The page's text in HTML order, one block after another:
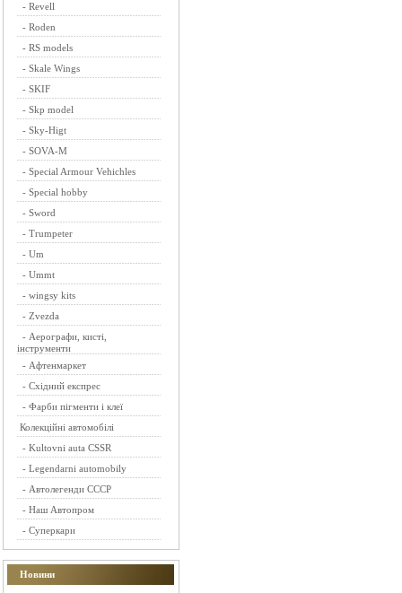
- Revell
- Roden
- RS models
- Skale Wings
- SKIF
- Skp model
- Sky-Higt
- SOVA-M
- Special Armour Vehichles
- Special hobby
- Sword
- Trumpeter
- Um
- Ummt
- wingsy kits
- Zvezda
- Аерографи, кисті,
інструменти
- Афтенмаркет
- Східний експрес
- Фарби пігменти і клеї
Колекційні автомобілі
- Kultovni auta CSSR
- Legendarni automobily
- Автолегенди СССР
- Наш Автопром
- Суперкари
Новини